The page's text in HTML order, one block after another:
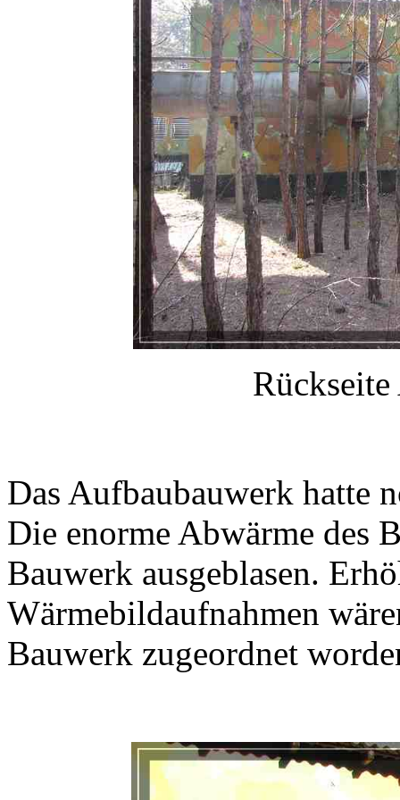
Das Aufbaubauwerk hatte
Die enorme Abwärme des
Bauwerk ausgeblasen.
Wärmebildaufnahmen
Bauwerk zugeordnet